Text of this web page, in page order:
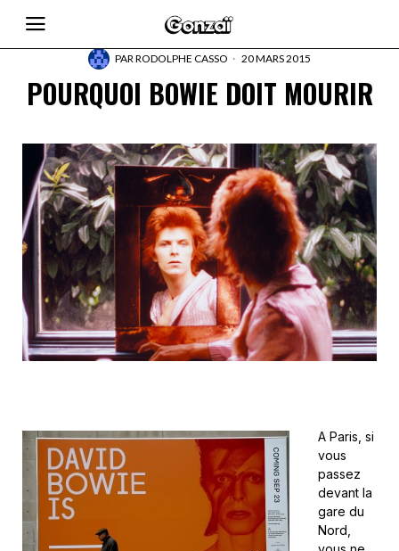
PARRODOLPHE CASSO 20 MARS 2015
POURQUOI BOWIE DOIT MOURIR
A Paris, si
vous
passez
devant la
gare du
Nord,